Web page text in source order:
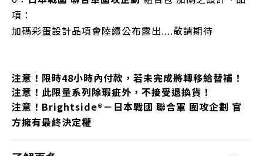
項：
加碼彩蛋設計品項會陸續公布露出....敬請期待
注意！限時48小時內付款，若未完成將轉移給替補！
注意！此限量系列除瑕疵外，不接受退換貨！
注意！Brightside®－ 日本戰國 聯合軍 圍攻企劃 官
方擁有最終決定權